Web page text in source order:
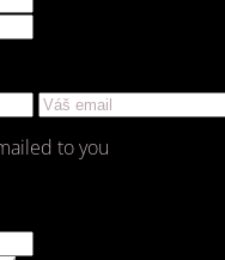
to you